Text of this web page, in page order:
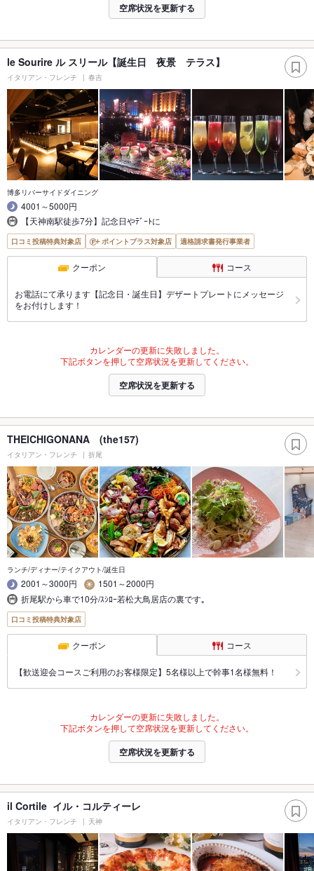
空席状況を更新する
le Sourire ル スリール【誕生日 夜景 テラス】
イタリアン・フレンチ 春吉
博多リバーサイドダイニング
4001～5000円
【天神南駅徒歩7分】記念日やﾃﾞｰﾄに
口コミ投稿特典対象店 ポイントプラス対象店 適格請求書発行事業者
クーポン コース
お電話にて承ります【記念日・誕生日】デザートプレートにメッセージ
をお付けします！
カレンダーの更新に失敗しました。
下記ボタンを押して空席状況を更新してください。
空席状況を更新する
THEICHIGONANA (the157)
イタリアン・フレンチ 折尾
ランチ/ディナー/テイクアウト/誕生日
2001～3000円
1501～2000円
折尾駅から車で10分/ｽｼﾛｰ若松大鳥居店の裏です｡
口コミ投稿特典対象店
クーポン コース
【歓送迎会コースご利用のお客様限定】5名様以上で幹事1名様無料！
カレンダーの更新に失敗しました。
下記ボタンを押して空席状況を更新してください。
空席状況を更新する
il Cortile イル・コルティーレ
イタリアン・フレンチ 天神